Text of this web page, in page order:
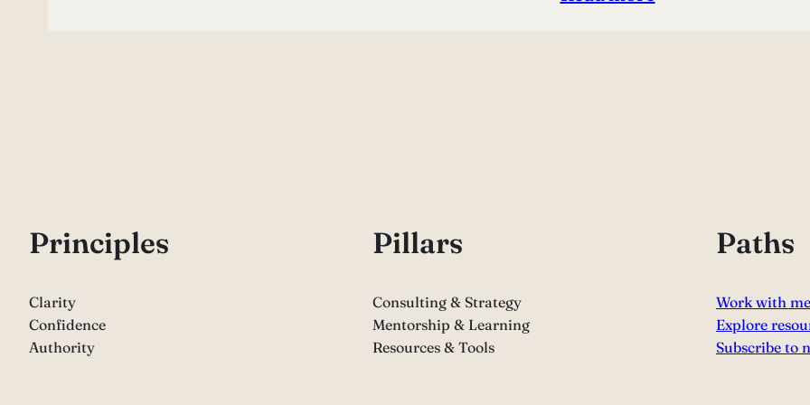
Principles
Clarity
Confidence
Authority
Pillars
Consulting & Strategy
Mentorship & Learning
Resources & Tools
Paths
Work with me
Explore
Subscribe to